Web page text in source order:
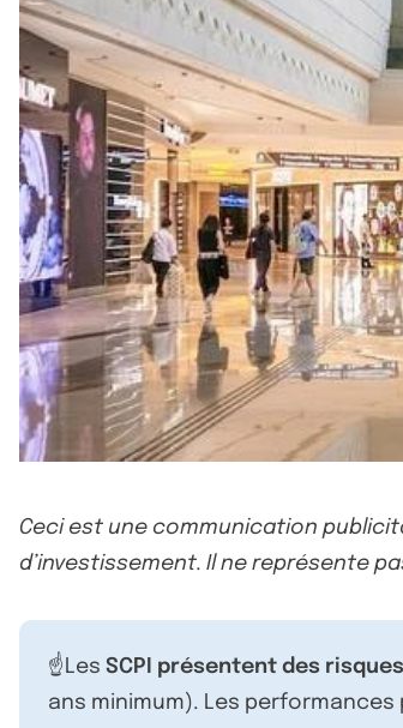
Ceci est une communication
d’investissement. Il ne représente
☝️Les SCPI présentent des risques
ans minimum). Les